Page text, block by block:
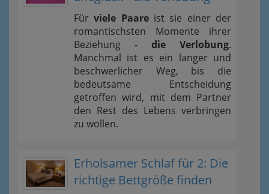
Fürviele Paareist sie einer der
romantischsten Momente ihrer
Beziehung - die Verlobung.
Manchmal ist es ein langer und
beschwerlicher Weg, bis die
bedeutsame Entscheidung
getroffen wird, mit dem Partner
den Rest des Lebens verbringen
zu wollen.
Erholsamer Schlaf für 2: Die
richtige Bettgröße finden